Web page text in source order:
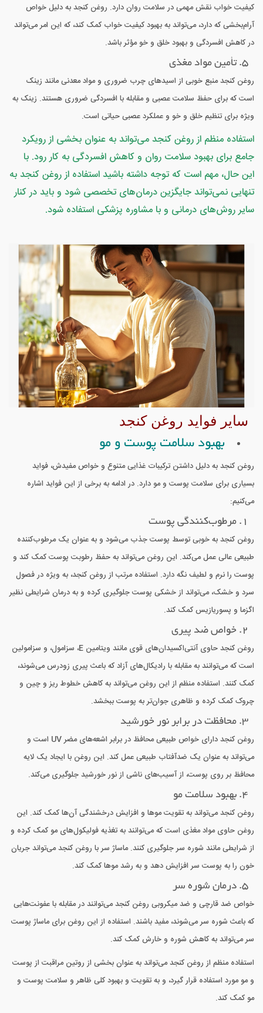
کیفیت خواب نقش مهمی در سلامت روان دارد. روغن کنجد به دلیل خواص
آرام‌بخشی که دارد، می‌تواند به بهبود کیفیت خواب کمک کند، که این امر می‌تواند
در کاهش افسردگی و بهبود خلق و خو مؤثر باشد.
5. تأمین مواد مغذی
روغن کنجد منبع خوبی از اسیدهای چرب ضروری و مواد معدنی مانند زینک
است که برای حفظ سلامت عصبی و مقابله با افسردگی ضروری هستند. زینک به
ویژه برای تنظیم خلق و خو و عملکرد عصبی حیاتی است.
استفاده منظم از روغن کنجد می‌تواند به عنوان بخشی از رویکرد
جامع برای بهبود سلامت روان و کاهش افسردگی به کار رود. با
این حال، مهم است که توجه داشته باشید استفاده از روغن کنجد به
تنهایی نمی‌تواند جایگزین درمان‌های تخصصی شود و باید در کنار
سایر روش‌های درمانی و با مشاوره پزشکی استفاده شود.
سایر فواید روغن کنجد
بهبود سلامت پوست و مو
روغن کنجد به دلیل داشتن ترکیبات غذایی متنوع و خواص مفیدش، فواید
بسیاری برای سلامت پوست و مو دارد. در ادامه به برخی از این فواید اشاره
می‌کنیم:
1. مرطوب‌کنندگی پوست
روغن کنجد به خوبی توسط پوست جذب می‌شود و به عنوان یک مرطوب‌کننده
طبیعی عالی عمل می‌کند. این روغن می‌تواند به حفظ رطوبت پوست کمک کند و
پوست را نرم و لطیف نگه دارد. استفاده مرتب از روغن کنجد، به ویژه در فصول
سرد و خشک، می‌تواند از خشکی پوست جلوگیری کرده و به درمان شرایطی نظیر
اگزما و پسوریازیس کمک کند.
2. خواص ضد پیری
روغن کنجد حاوی آنتی‌اکسیدان‌های قوی مانند ویتامین E، سزامول، و سزامولین
است که می‌توانند به مقابله با رادیکال‌های آزاد که باعث پیری زودرس می‌شوند،
کمک کنند. استفاده منظم از این روغن می‌تواند به کاهش خطوط ریز و چین و
چروک کمک کرده و ظاهری جوان‌تر به پوست ببخشد.
3. محافظت در برابر نور خورشید
روغن کنجد دارای خواص طبیعی محافظ در برابر اشعه‌های مضر UV است و
می‌تواند به عنوان یک ضدآفتاب طبیعی عمل کند. این روغن با ایجاد یک لایه
محافظ بر روی پوست، از آسیب‌های ناشی از نور خورشید جلوگیری می‌کند.
4. بهبود سلامت مو
روغن کنجد می‌تواند به تقویت موها و افزایش درخشندگی آن‌ها کمک کند. این
روغن حاوی مواد مغذی است که می‌توانند به تغذیه فولیکول‌های مو کمک کرده و
از شرایطی مانند شوره سر جلوگیری کنند. ماساژ سر با روغن کنجد می‌تواند جریان
خون را به پوست سر افزایش دهد و به رشد موها کمک کند.
5. درمان شوره سر
خواص ضد قارچی و ضد میکروبی روغن کنجد می‌توانند در مقابله با عفونت‌هایی
که باعث شوره سر می‌شوند، مفید باشند. استفاده از این روغن برای ماساژ پوست
سر می‌تواند به کاهش شوره و خارش کمک کند.
استفاده منظم از روغن کنجد می‌تواند به عنوان بخشی از روتین مراقبت از پوست
و مو مورد استفاده قرار گیرد، و به تقویت و بهبود کلی ظاهر و سلامت پوست و
مو کمک کند.